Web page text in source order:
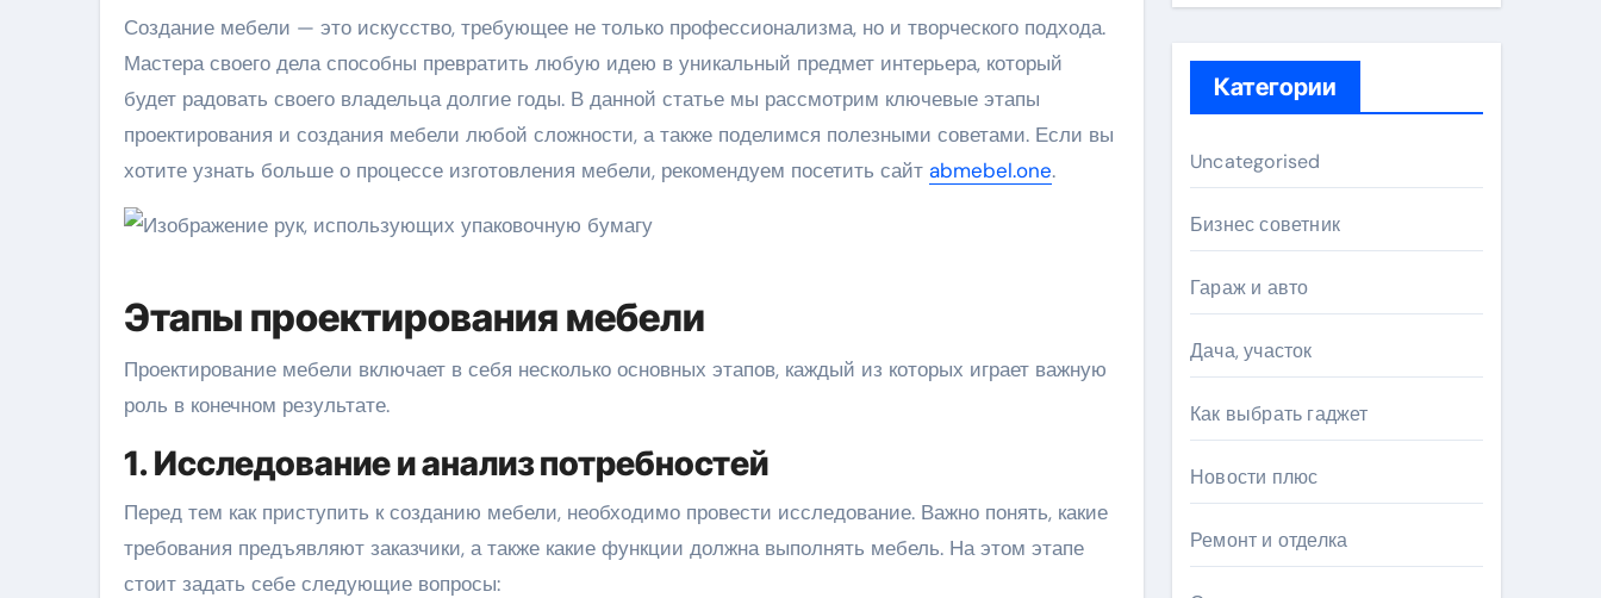
Создание мебели — это искусство, требующее не только профессионализма, но и творческого подхода.
Мастера своего дела способны превратить любую идею в уникальный предмет интерьера, который
будет радовать своего владельца долгие годы. В данной статье мы рассмотрим ключевые этапы
проектирования и создания мебели любой сложности, а также поделимся полезными советами. Если вы
хотите узнать больше о процессе изготовления мебели, рекомендуем посетить сайт abmebel.one.
Этапы проектирования мебели
Проектирование мебели включает в себя несколько основных этапов, каждый из которых играет важную
роль в конечном результате.
1. Исследование и анализ потребностей
Перед тем как приступить к созданию мебели, необходимо провести исследование. Важно понять, какие
требования предъявляют заказчики, а также какие функции должна выполнять мебель. На этом этапе
стоит задать себе следующие вопросы:
Категории
Uncategorised
Бизнес советник
Гараж и авто
Дача, участок
Как выбрать гаджет
Новости плюс
Ремонт и отделка